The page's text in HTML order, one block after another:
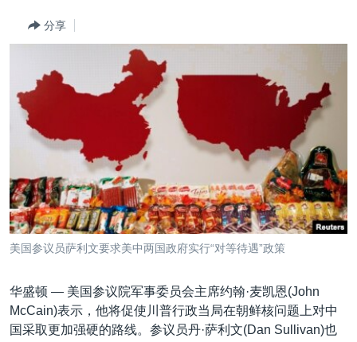
到
索
最新国际新闻
中东
欧洲
非洲
美洲
全球议题
分类新闻
人权·法律·宗教
科教·文娱·体健
军事
劳工
环境
热点专题
白宫要闻
国会报道
美中关系
美国建国250周年
埃博拉疫情
重要讲话与声明
台海两岸关系
VOA视频
VOA今日焦点
中文广播
关注我们
其他语言网站
分享
美国参议员萨利文要求美中两国政府实行“对等待遇”政策
华盛顿 — 美国参议院军事委员会主席约翰·麦凯恩(John
McCain)表示，他将促使川普行政当局在朝鲜核问题上对中
国采取更加强硬的路线。参议员丹·萨利文(Dan Sullivan)也